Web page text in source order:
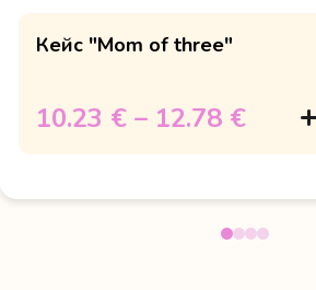
Кейс "Mom of three"
10.23 € – 12.78 €